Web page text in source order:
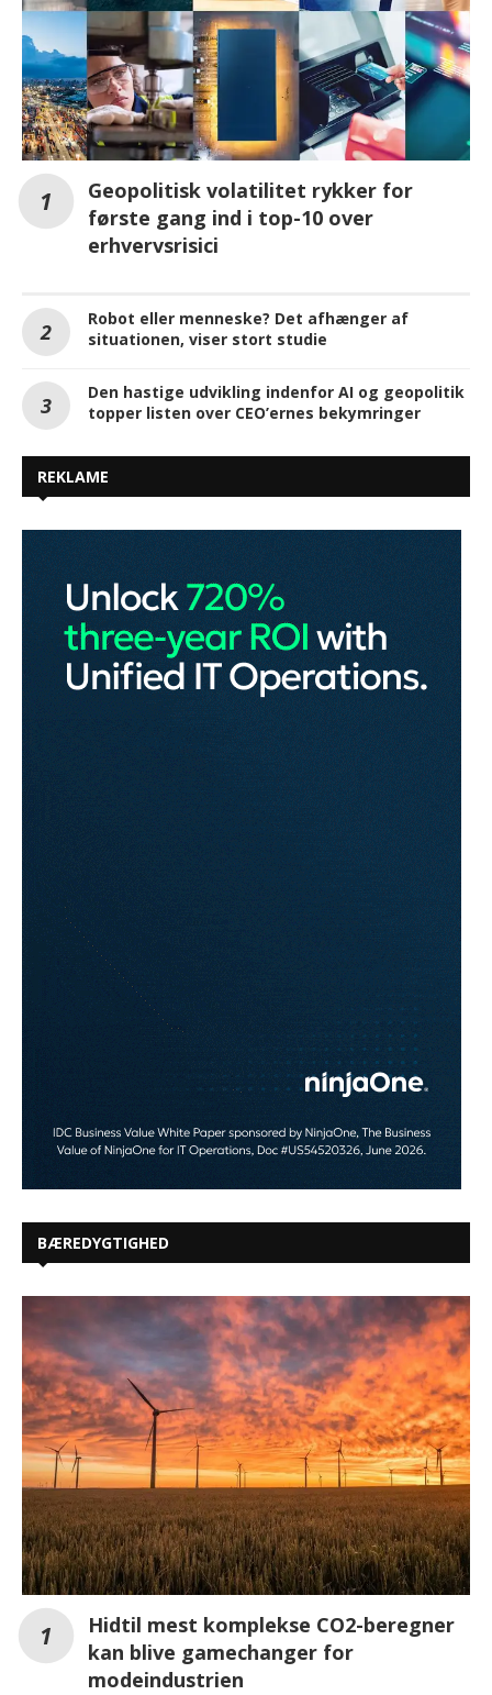
Geopolitisk volatilitet rykker for
første gang ind i top-10 over
erhvervsrisici
Robot eller menneske? Det afhænger af
situationen, viser stort studie
Den hastige udvikling indenfor AI og geopolitik
topper listen over CEO’ernes bekymringer
REKLAME
BÆREDYGTIGHED
Hidtil mest komplekse CO2-beregner
kan blive gamechanger for
modeindustrien